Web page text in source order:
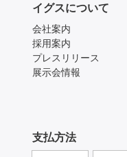
イグスについて
会社案内
採用案内
プレスリリース
展示会情報
支払方法